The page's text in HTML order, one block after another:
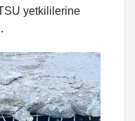
yetkililerine